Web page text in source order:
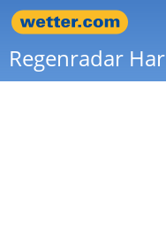
Regenradar